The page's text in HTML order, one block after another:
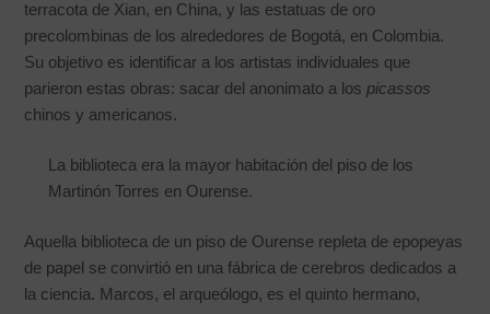
terracota de Xian, en China, y las estatuas de oro
precolombinas de los alrededores de Bogotá, en Colombia.
Su objetivo es identificar a los artistas individuales que
parieron estas obras: sacar del anonimato a lospicassos
chinos y americanos.
La biblioteca era la mayor habitación del piso de los
Martinón Torres en Ourense.
Aquella biblioteca de un piso de Ourense repleta de epopeyas
de papel se convirtió en una fábrica de cerebros dedicados a
la ciencia. Marcos, el arqueólogo, es el quinto hermano,